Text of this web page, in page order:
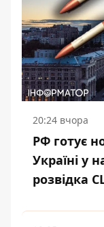
20:24 вчора
РФ готує
Україні у
розвідка